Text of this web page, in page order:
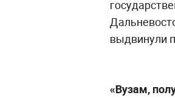
выдвинули
«Вузам,